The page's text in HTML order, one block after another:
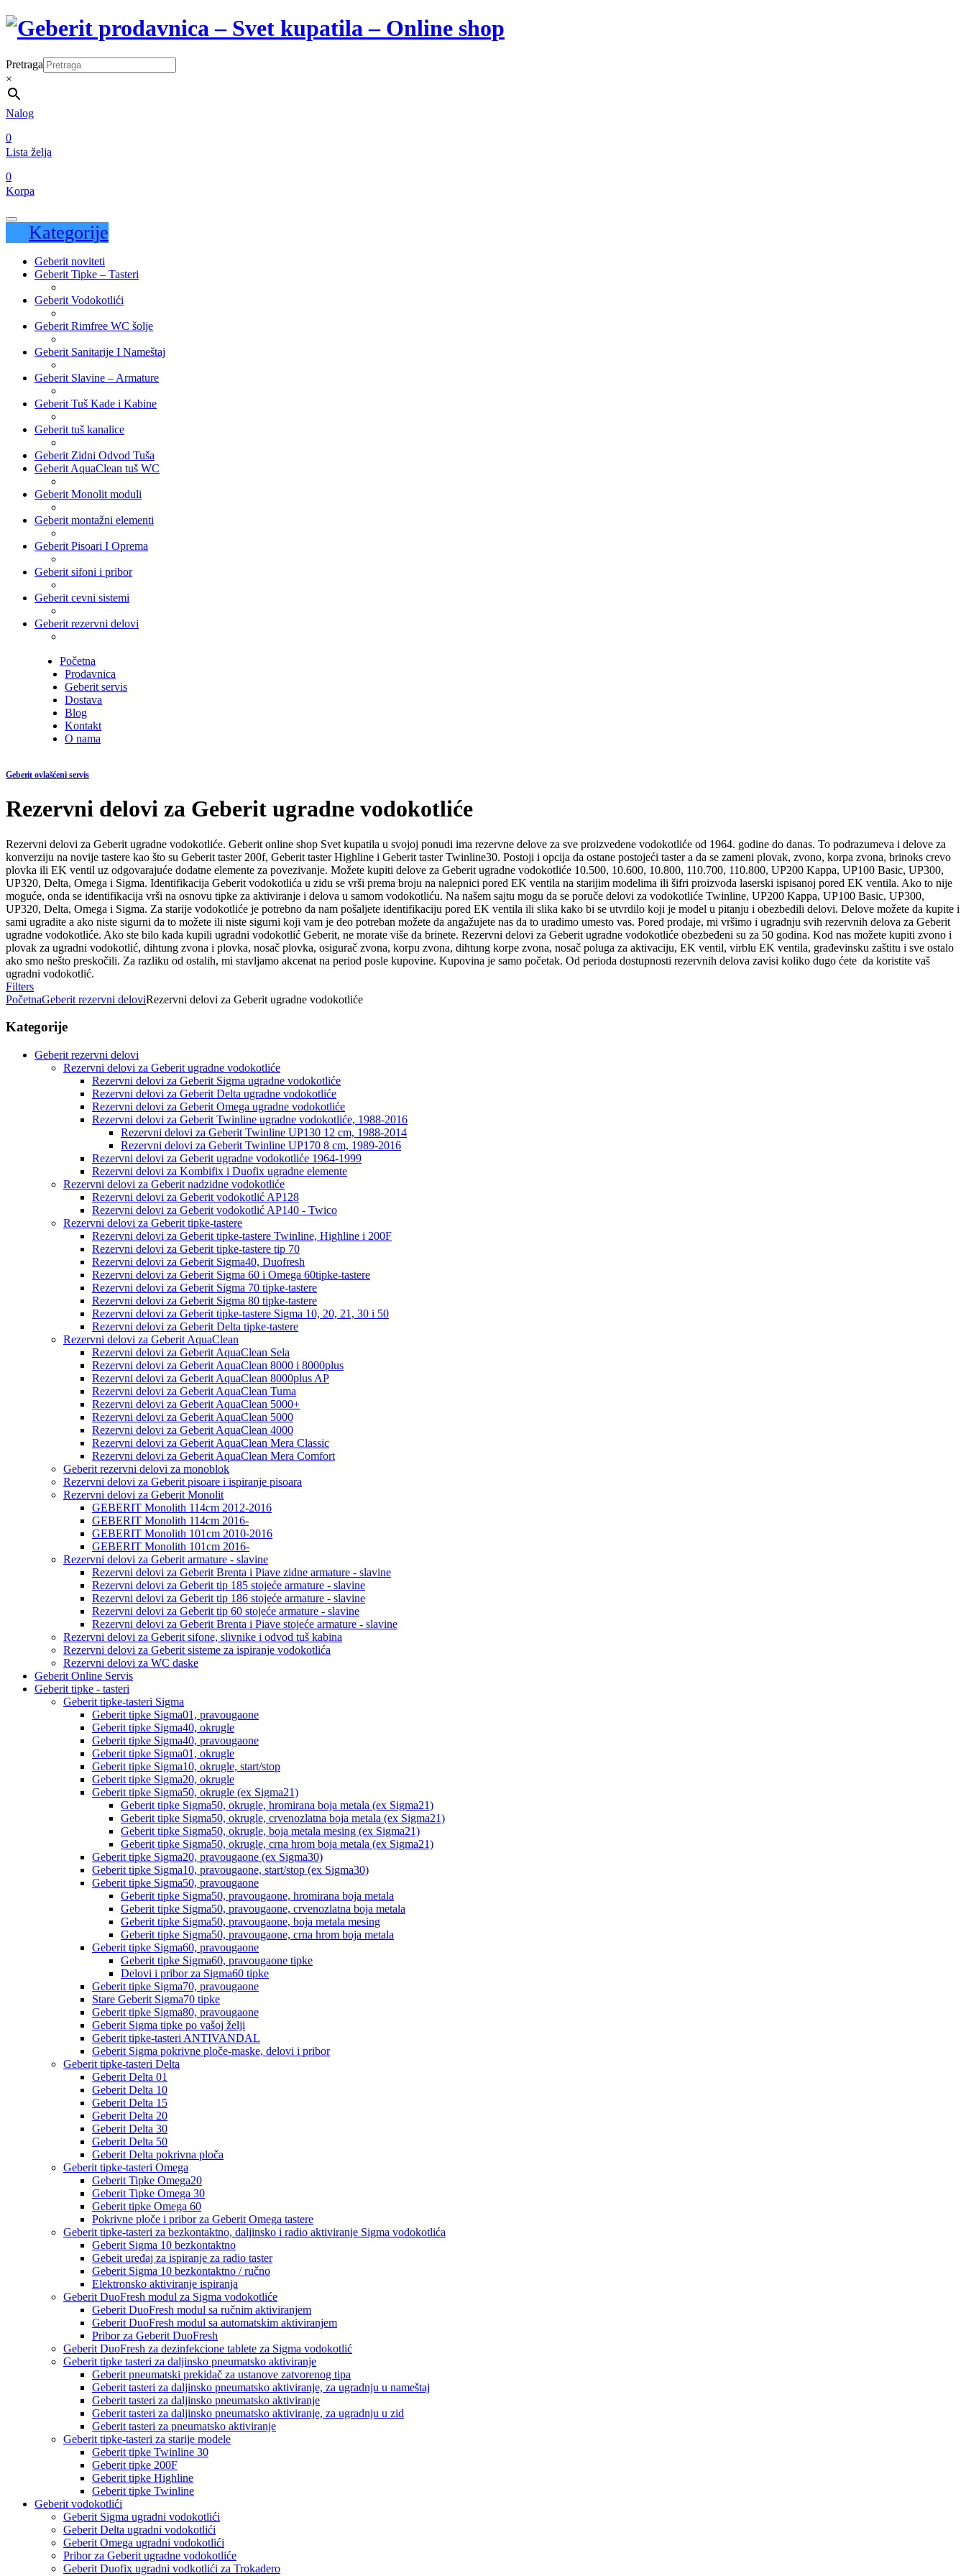
Pretraga
×
Nalog
0
Lista želja
0
Korpa
Kategorije
Geberit noviteti
Geberit Tipke – Tasteri
Geberit Vodokotlići
Geberit Rimfree WC šolje
Geberit Sanitarije I Nameštaj
Geberit Slavine – Armature
Geberit Tuš Kade i Kabine
Geberit tuš kanalice
Geberit Zidni Odvod Tuša
Geberit AquaClean tuš WC
Geberit Monolit moduli
Geberit montažni elementi
Geberit Pisoari I Oprema
Geberit sifoni i pribor
Geberit cevni sistemi
Geberit rezervni delovi
Početna
Prodavnica
Geberit servis
Dostava
Blog
Kontakt
O nama
Geberit ovlašćeni servis
Rezervni delovi za Geberit ugradne vodokotliće
Rezervni delovi za Geberit ugradne vodokotliće. Geberit online shop Svet kupatila u svojoj ponudi ima rezervne delove za sve proizvedene vodokotliće od 1964. godine do danas. To podrazumeva i delove za
konverziju na novije tastere kao što su Geberit taster 200f, Geberit taster Highline i Geberit taster Twinline30. Postoji i opcija da ostane postojeći taster a da se zameni plovak, zvono, korpa zvona, brinoks crevo
plovka ili EK ventil uz odgovarajuće dodatne elemente za povezivanje. Možete kupiti delove za Geberit ugradne vodokotliće 10.500, 10.600, 10.800, 110.700, 110.800, UP200 Kappa, UP100 Basic, UP300,
UP320, Delta, Omega i Sigma. Identifikacija Geberit vodokotlića u zidu se vrši prema broju na nalepnici pored EK ventila na starijim modelima ili šifri proizvoda laserski ispisanoj pored EK ventila. Ako to nije
moguće, onda se identifikacija vrši na osnovu tipke za aktiviranje i delova u samom vodokotliću. Na našem sajtu mogu da se poruče delovi za vodokotliće Twinline, UP200 Kappa, UP100 Basic, UP300,
UP320, Delta, Omega i Sigma. Za starije vodokotliće je potrebno da nam pošaljete identifikaciju pored EK ventila ili slika kako bi se utvrdilo koji je model u pitanju i obezbedili delovi. Delove možete da kupite i
sami ugradite a ako niste sigurni da to možete ili niste sigurni koji vam je deo potreban možete da angažujete nas da to uradimo umesto vas. Pored prodaje, mi vršimo i ugradnju svih rezervnih delova za Geberit
ugradne vodokotliće. Ako ste bilo kada kupili ugradni vodokotlić Geberit, ne morate više da brinete. Rezervni delovi za Geberit ugradne vodokotliće obezbeđeni su za 50 godina. Kod nas možete kupiti zvono i
plovak za ugradni vodokotlić, dihtung zvona i plovka, nosač plovka, osigurač zvona, korpu zvona, dihtung korpe zvona, nosač poluga za aktivaciju, EK ventil, virblu EK ventila, građevinsku zaštitu i sve ostalo
ako smo nešto preskočili. Za razliku od ostalih, mi stavljamo akcenat na period posle kupovine. Kupovina je samo početak. Od perioda dostupnosti rezervnih delova zavisi koliko dugo ćete da koristite vaš
ugradni vodokotlić.
Filters
PočetnaGeberit rezervni deloviRezervni delovi za Geberit ugradne vodokotliće
Kategorije
Geberit rezervni delovi
Rezervni delovi za Geberit ugradne vodokotliće
Rezervni delovi za Geberit Sigma ugradne vodokotliće
Rezervni delovi za Geberit Delta ugradne vodokotliće
Rezervni delovi za Geberit Omega ugradne vodokotliće
Rezervni delovi za Geberit Twinline ugradne vodokotliće, 1988-2016
Rezervni delovi za Geberit Twinline UP130 12 cm, 1988-2014
Rezervni delovi za Geberit Twinline UP170 8 cm, 1989-2016
Rezervni delovi za Geberit ugradne vodokotliće 1964-1999
Rezervni delovi za Kombifix i Duofix ugradne elemente
Rezervni delovi za Geberit nadzidne vodokotliće
Rezervni delovi za Geberit vodokotlić AP128
Rezervni delovi za Geberit vodokotlić AP140 - Twico
Rezervni delovi za Geberit tipke-tastere
Rezervni delovi za Geberit tipke-tastere Twinline, Highline i 200F
Rezervni delovi za Geberit tipke-tastere tip 70
Rezervni delovi za Geberit Sigma40, Duofresh
Rezervni delovi za Geberit Sigma 60 i Omega 60tipke-tastere
Rezervni delovi za Geberit Sigma 70 tipke-tastere
Rezervni delovi za Geberit Sigma 80 tipke-tastere
Rezervni delovi za Geberit tipke-tastere Sigma 10, 20, 21, 30 i 50
Rezervni delovi za Geberit Delta tipke-tastere
Rezervni delovi za Geberit AquaClean
Rezervni delovi za Geberit AquaClean Sela
Rezervni delovi za Geberit AquaClean 8000 i 8000plus
Rezervni delovi za Geberit AquaClean 8000plus AP
Rezervni delovi za Geberit AquaClean Tuma
Rezervni delovi za Geberit AquaClean 5000+
Rezervni delovi za Geberit AquaClean 5000
Rezervni delovi za Geberit AquaClean 4000
Rezervni delovi za Geberit AquaClean Mera Classic
Rezervni delovi za Geberit AquaClean Mera Comfort
Geberit rezervni delovi za monoblok
Rezervni delovi za Geberit pisoare i ispiranje pisoara
Rezervni delovi za Geberit Monolit
GEBERIT Monolith 114cm 2012-2016
GEBERIT Monolith 114cm 2016-
GEBERIT Monolith 101cm 2010-2016
GEBERIT Monolith 101cm 2016-
Rezervni delovi za Geberit armature - slavine
Rezervni delovi za Geberit Brenta i Piave zidne armature - slavine
Rezervni delovi za Geberit tip 185 stojeće armature - slavine
Rezervni delovi za Geberit tip 186 stojeće armature - slavine
Rezervni delovi za Geberit tip 60 stojeće armature - slavine
Rezervni delovi za Geberit Brenta i Piave stojeće armature - slavine
Rezervni delovi za Geberit sifone, slivnike i odvod tuš kabina
Rezervni delovi za Geberit sisteme za ispiranje vodokotlića
Rezervni delovi za WC daske
Geberit Online Servis
Geberit tipke - tasteri
Geberit tipke-tasteri Sigma
Geberit tipke Sigma01, pravougaone
Geberit tipke Sigma40, okrugle
Geberit tipke Sigma40, pravougaone
Geberit tipke Sigma01, okrugle
Geberit tipke Sigma10, okrugle, start/stop
Geberit tipke Sigma20, okrugle
Geberit tipke Sigma50, okrugle (ex Sigma21)
Geberit tipke Sigma50, okrugle, hromirana boja metala (ex Sigma21)
Geberit tipke Sigma50, okrugle, crvenozlatna boja metala (ex Sigma21)
Geberit tipke Sigma50, okrugle, boja metala mesing (ex Sigma21)
Geberit tipke Sigma50, okrugle, crna hrom boja metala (ex Sigma21)
Geberit tipke Sigma20, pravougaone (ex Sigma30)
Geberit tipke Sigma10, pravougaone, start/stop (ex Sigma30)
Geberit tipke Sigma50, pravougaone
Geberit tipke Sigma50, pravougaone, hromirana boja metala
Geberit tipke Sigma50, pravougaone, crvenozlatna boja metala
Geberit tipke Sigma50, pravougaone, boja metala mesing
Geberit tipke Sigma50, pravougaone, crna hrom boja metala
Geberit tipke Sigma60, pravougaone
Geberit tipke Sigma60, pravougaone tipke
Delovi i pribor za Sigma60 tipke
Geberit tipke Sigma70, pravougaone
Stare Geberit Sigma70 tipke
Geberit tipke Sigma80, pravougaone
Geberit Sigma tipke po vašoj želji
Geberit tipke-tasteri ANTIVANDAL
Geberit Sigma pokrivne ploče-maske, delovi i pribor
Geberit tipke-tasteri Delta
Geberit Delta 01
Geberit Delta 10
Geberit Delta 15
Geberit Delta 20
Geberit Delta 30
Geberit Delta 50
Geberit Delta pokrivna ploča
Geberit tipke-tasteri Omega
Geberit Tipke Omega20
Geberit Tipke Omega 30
Geberit tipke Omega 60
Pokrivne ploče i pribor za Geberit Omega tastere
Geberit tipke-tasteri za bezkontaktno, daljinsko i radio aktiviranje Sigma vodokotlića
Geberit Sigma 10 bezkontaktno
Gebeit uređaj za ispiranje za radio taster
Geberit Sigma 10 bezkontaktno / ručno
Elektronsko aktiviranje ispiranja
Geberit DuoFresh modul za Sigma vodokotliće
Geberit DuoFresh modul sa ručnim aktiviranjem
Geberit DuoFresh modul sa automatskim aktiviranjem
Pribor za Geberit DuoFresh
Geberit DuoFresh za dezinfekcione tablete za Sigma vodokotlić
Geberit tipke tasteri za daljinsko pneumatsko aktiviranje
Geberit pneumatski prekidač za ustanove zatvorenog tipa
Geberit tasteri za daljinsko pneumatsko aktiviranje, za ugradnju u nameštaj
Geberit tasteri za daljinsko pneumatsko aktiviranje
Geberit tasteri za daljinsko pneumatsko aktiviranje, za ugradnju u zid
Geberit tasteri za pneumatsko aktiviranje
Geberit tipke-tasteri za starije modele
Geberit tipke Twinline 30
Geberit tipke 200F
Geberit tipke Highline
Geberit tipke Twinline
Geberit vodokotlići
Geberit Sigma ugradni vodokotlići
Geberit Delta ugradni vodokotlići
Geberit Omega ugradni vodokotlići
Pribor za Geberit ugradne vodokotliće
Geberit Duofix ugradni vodkotlići za Trokadero